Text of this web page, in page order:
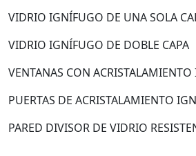
VIDRIO IGNÍFUGO DE UNA SOLA
VIDRIO IGNÍFUGO DE DOBLE CAPA
VENTANAS CON
PUERTAS DE ACRISTALAMIENTO
PARED DIVISOR DE VIDRIO